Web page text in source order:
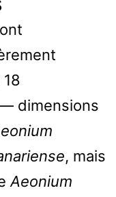
dimensions
, mais
Aeonium